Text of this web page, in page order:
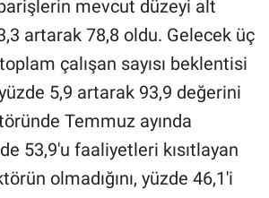
mevcut düzeyi alt
artarak 78,8 oldu. Gelecek üç
çalışan sayısı beklentisi
5,9 artarak 93,9 değerini
Temmuz ayında
53,9'u faaliyetleri kısıtlayan
olmadığını, yüzde 46,1'i